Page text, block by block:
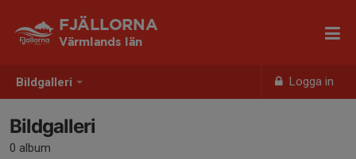
Bildgalleri Logga in
FJÄLLORNA
Värmlands län
Bildgalleri
0 album